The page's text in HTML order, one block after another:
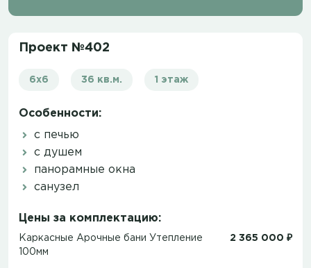
Проект №402
6х6 36 кв.м. 1 этаж
Особенности:
с печью
с душем
панорамные окна
санузел
Цены за комплектацию:
Каркасные Арочные бани Утепление
100мм
2 365 000 ₽